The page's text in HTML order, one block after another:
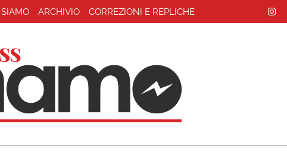
ARCHIVIO CORREZIONI E REPLICHE